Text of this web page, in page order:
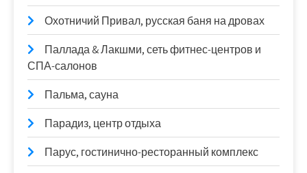
Охотничий Привал, русская баня на дровах
Паллада & Лакшми, сеть фитнес-центров и
СПА-салонов
Пальма, сауна
Парадиз, центр отдыха
Парус, гостинично-ресторанный комплекс